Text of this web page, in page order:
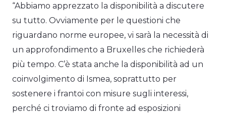
“Abbiamo apprezzato la disponibilità a discutere
su tutto. Ovviamente per le questioni che
riguardano norme europee, vi sarà la necessità di
un approfondimento a Bruxelles che richiederà
più tempo. C’è stata anche la disponibilità ad un
coinvolgimento di Ismea, soprattutto per
sostenere i frantoi con misure sugli interessi,
perché ci troviamo di fronte ad esposizioni